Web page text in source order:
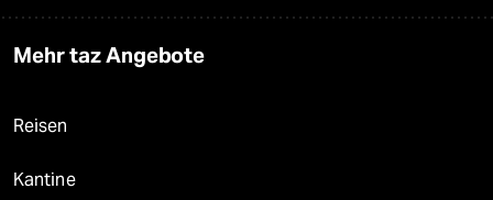
Mehr taz Angebote
Reisen
Kantine